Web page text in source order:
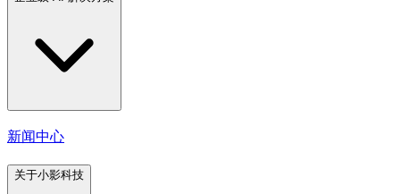
新闻中心
关于小影科技